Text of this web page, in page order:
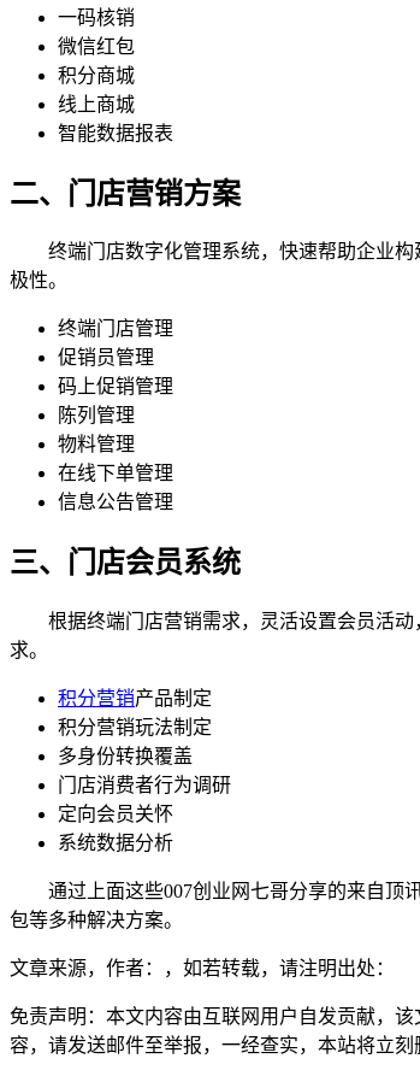
一码核销
微信红包
积分商城
线上商城
智能数据报表
二、门店营销方案
终端门店数字化管理系统，快速帮助企业构
极性。
终端门店管理
促销员管理
码上促销管理
陈列管理
物料管理
在线下单管理
信息公告管理
三、门店会员系统
根据终端门店营销需求，灵活设置会员活动
求。
积分营销产品制定
积分营销玩法制定
多身份转换覆盖
门店消费者行为调研
定向会员关怀
系统数据分析
通过上面这些007创业网七哥分享的来自顶讯
包等多种解决方案。
文章来源，作者：，如若转载，请注明出处：
免责声明：本文内容由互联网用户自发贡献，
容，请发送邮件至举报，一经查实，本站将立刻